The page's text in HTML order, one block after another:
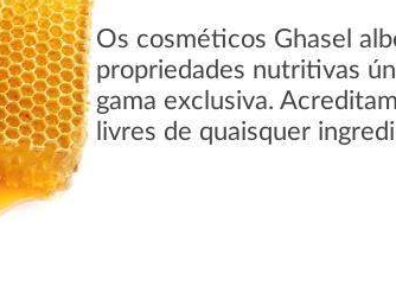
Os cosméticos Ghasel
propriedades nutritivas
gama exclusiva.
livres de quaisquer